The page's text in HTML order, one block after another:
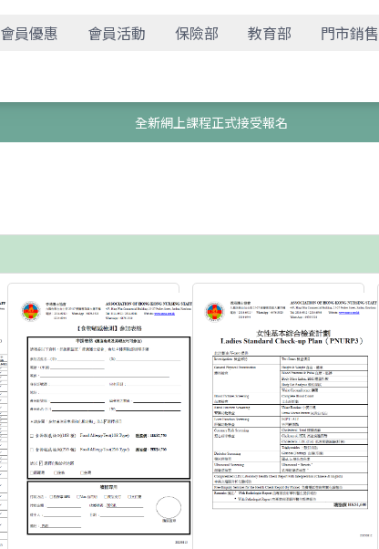
會員優惠 會員活動 保險部 教育部 門市銷售
全新網上課程正式接受報名